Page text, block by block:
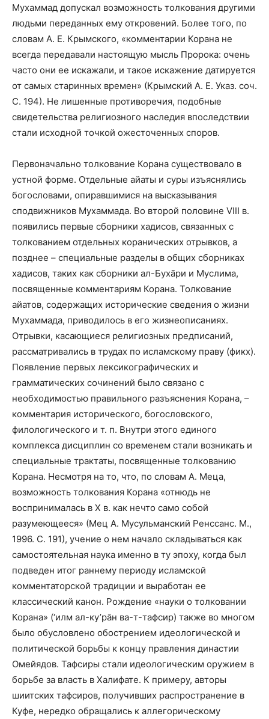
Мухаммад допускал возможность толкования другими
людьми переданных ему откровений. Более того, по
словам А. Е. Крымского, «комментарии Корана не
всегда передавали настоящую мысль Пророка: очень
часто они ее искажали, и такое искажение датируется
от самых старинных времен» (Крымский А. Е. Указ. соч.
С. 194). Не лишенные противоречия, подобные
свидетельства религиозного наследия впоследствии
стали исходной точкой ожесточенных споров.
Первоначально толкование Корана существовало в
устной форме. Отдельные айаты и суры изъяснялись
богословами, опиравшимися на высказывания
сподвижников Мухаммада. Во второй половине VIII в.
появились первые сборники хадисов, связанных с
толкованием отдельных коранических отрывков, а
позднее – специальные разделы в общих сборниках
хадисов, таких как сборники ал-Бухāри и Муслима,
посвященные комментариям Корана. Толкование
айатов, содержащих исторические сведения о жизни
Мухаммада, приводилось в его жизнеописаниях.
Отрывки, касающиеся религиозных предписаний,
рассматривались в трудах по исламскому праву (фикх).
Появление первых лексикографических и
грамматических сочинений было связано с
необходимостью правильного разъяснения Корана, –
комментария исторического, богословского,
филологического и т. п. Внутри этого единого
комплекса дисциплин со временем стали возникать и
специальные трактаты, посвященные толкованию
Корана. Несмотря на то, что, по словам А. Меца,
возможность толкования Корана «отнюдь не
воспринималась в X в. как нечто само собой
разумеющееся» (Мец А. Мусульманский Ренссанс. М.,
1996. С. 191), учение о нем начало складываться как
самостоятельная наука именно в ту эпоху, когда был
подведен итог раннему периоду исламской
комментаторской традиции и выработан ее
классический канон. Рождение «науки о толковании
Корана» (‘илм ал-ку’рāн ва-т-тафсир) также во многом
было обусловлено обострением идеологической и
политической борьбы к концу правления династии
Омейядов. Тафсиры стали идеологическим оружием в
борьбе за власть в Халифате. К примеру, авторы
шиитских тафсиров, получивших распространение в
Куфе, нередко обращались к аллегорическому